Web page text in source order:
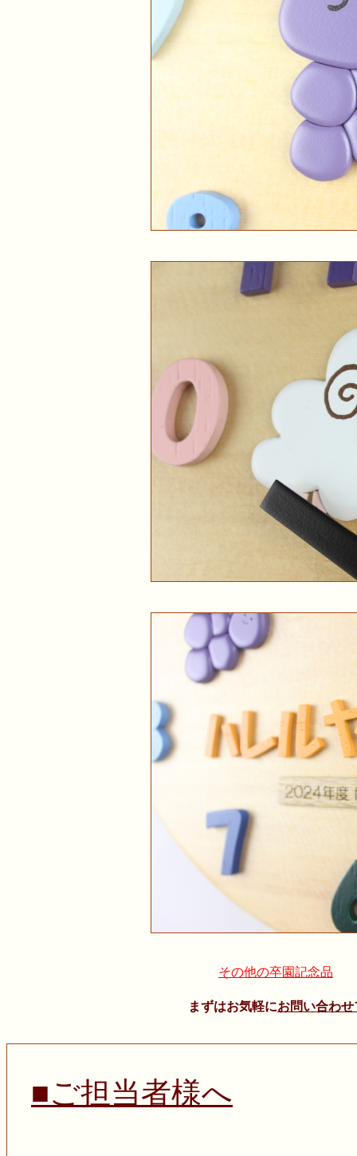
その他の卒園記念品
まずはお気軽にお問い合わ
■ご担当者様へ